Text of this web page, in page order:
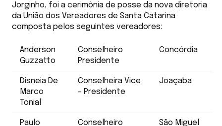
Jorginho, foi a cerimônia de posse da nova diretoria
da União dos Vereadores de Santa Catarina
composta pelos seguintes vereadores:
Anderson
Guzzatto
Conselheiro
Presidente
Concórdia
Disneia De
Marco
Tonial
Conselheira Vice
– Presidente
Joaçaba
Paulo
Conselheiro
São Miguel